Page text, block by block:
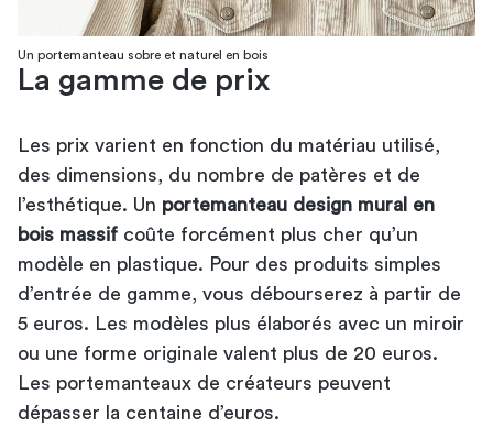
Un portemanteau sobre et naturel en bois
La gamme de prix
Les prix varient en fonction du matériau utilisé,
des dimensions, du nombre de patères et de
l’esthétique. Un portemanteau design mural en
bois massif coûte forcément plus cher qu’un
modèle en plastique. Pour des produits simples
d’entrée de gamme, vous débourserez à partir de
5 euros. Les modèles plus élaborés avec un miroir
ou une forme originale valent plus de 20 euros.
Les portemanteaux de créateurs peuvent
dépasser la centaine d’euros.